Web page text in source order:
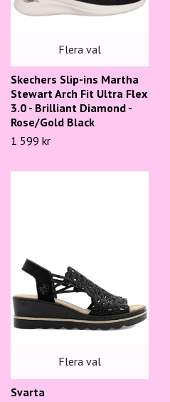
Flera val
Skechers Slip-ins Martha
Stewart Arch Fit Ultra Flex
3.0 - Brilliant Diamond -
Rose/Gold Black
1 599 kr
Flera val
Svarta